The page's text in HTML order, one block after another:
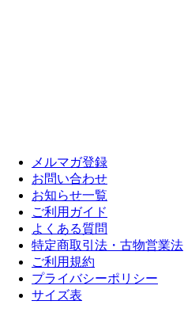
メルマガ登録
お問い合わせ
お知らせ一覧
ご利用ガイド
よくある質問
特定商取引法・古物営業法
ご利用規約
プライバシーポリシー
サイズ表